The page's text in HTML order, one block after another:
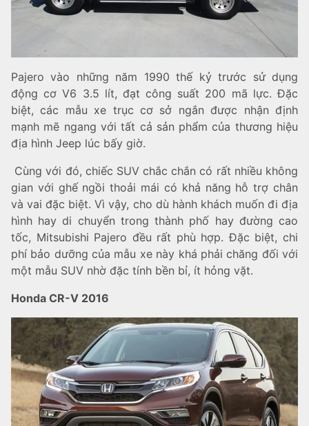
Pajero vào những năm 1990 thế kỷ trước sử dụng
động cơ V6 3.5 lít, đạt công suất 200 mã lực. Đặc
biệt, các mẫu xe trục cơ sở ngắn được nhận định
mạnh mẽ ngang với tất cả sản phẩm của thương hiệu
địa hình Jeep lúc bấy giờ.
Cùng với đó, chiếc SUV chắc chắn có rất nhiều không
gian với ghế ngồi thoải mái có khả năng hỗ trợ chân
và vai đặc biệt. Vì vậy, cho dù hành khách muốn đi địa
hình hay di chuyển trong thành phố hay đường cao
tốc, Mitsubishi Pajero đều rất phù hợp. Đặc biệt, chi
phí bảo dưỡng của mẫu xe này khá phải chăng đối với
một mẫu SUV nhờ đặc tính bền bỉ, ít hỏng vặt.
Honda CR-V 2016